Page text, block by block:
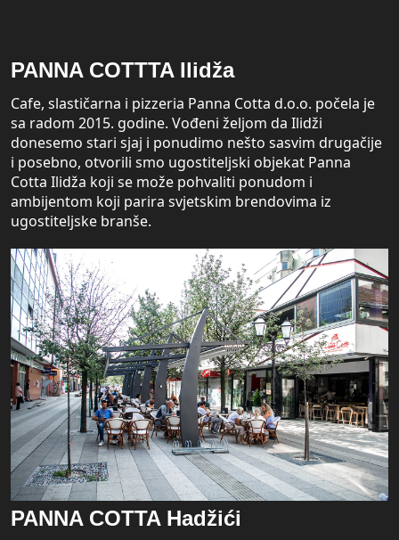
PANNA COTTTA Ilidža
Cafe, slastičarna i pizzeria Panna Cotta d.o.o. počela je
sa radom 2015. godine. Vođeni željom da Ilidži
donesemo stari sjaj i ponudimo nešto sasvim drugačije
i posebno, otvorili smo ugostiteljski objekat Panna
Cotta Ilidža koji se može pohvaliti ponudom i
ambijentom koji parira svjetskim brendovima iz
ugostiteljske branše.
PANNA COTTA Hadžići